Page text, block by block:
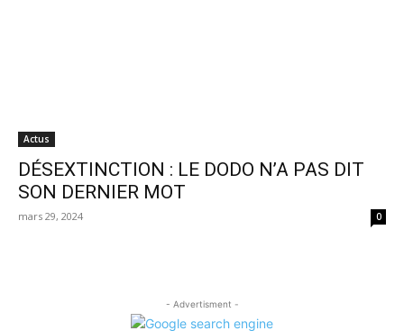
Actus
DÉSEXTINCTION : LE DODO N’A PAS DIT
SON DERNIER MOT
mars 29, 2024 0
- Advertisment -